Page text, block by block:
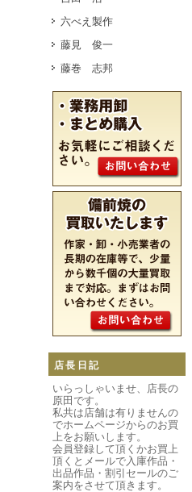
六べえ製作
藤見 俊一
藤巻 志邦
店長日記
いらっしゃいませ、店長の
原田です。
私共は店舗は有りませんの
でホームページからのお買
上をお願いします。
会員登録して頂くかお買上
頂くとメールで入庫作品・
出品作品・割引セールのご
案内をさせて頂きます。